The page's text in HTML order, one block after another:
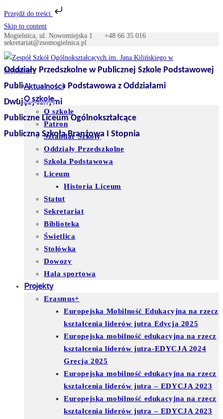
Przejdź do treści
Skip to content
Mogielnica, ul. Nowomiejska 1 +48 66 35 016
sekretariat@zsomogielnica.pl
Oddziały Przedszkolne w Publicznej Szkole Podstawowej
Publiczna Szkoła Podstawowa z Oddziałami
Dwujęzycznymi
Publiczne Liceum Ogólnokształcące
Publiczna Szkoła Branżowa I Stopnia
Aktualności
O szkole
O szkole
Patron
Sztandar Szkoły
Oddziały Przedszkolne
Szkoła Podstawowa
Liceum
Historia Liceum
Statut
Sekretariat
Biblioteka
Świetlica
Stołówka
Dowozy
Hala sportowa
Projekty
Erasmus+
Europejska Mobilność Edukacyjna na rzecz
kształcenia liderów jutra Edycja 2025
Europejska mobilność edukacyjna na rzecz
kształcenia liderów jutra-EDYCJA 2024
Grecja 2025
Europejska mobilność edukacyjna na rzecz
kształcenia liderów jutra – EDYCJA 2023
Europejska mobilność edukacyjna na rzecz
kształcenia liderów jutra – EDYCJA 2023